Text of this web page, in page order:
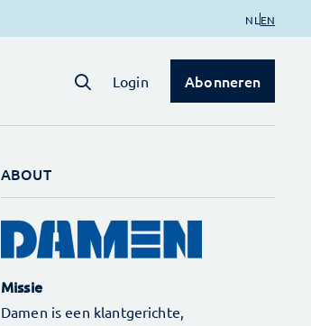
NL EN
Login Abonneren
ABOUT
Missie
Damen is een klant­gerichte,